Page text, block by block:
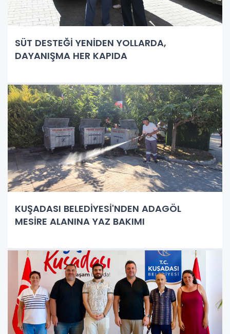
SÜT DESTEĞİ YENİDEN YOLLARDA,
DAYANIŞMA HER KAPIDA
KUŞADASI BELEDİYESİ'NDEN ADAGÖL
MESİRE ALANINA YAZ BAKIMI